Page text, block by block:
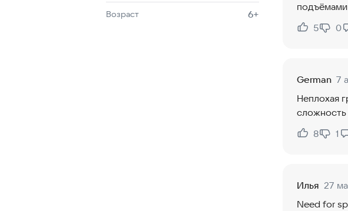
Возраст 6+
Нравится:
5
Не
0
German 7
Неплохая
сложность
Нравится:
8
Не
1
Илья 27
Need for